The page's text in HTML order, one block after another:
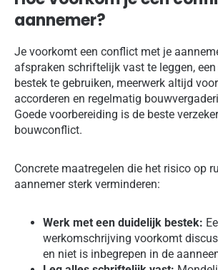
aannemer?
Je voorkomt een conflict met je
afspraken schriftelijk vast te leggen,
bestek te gebruiken, meerwerk altijd
accorderen en regelmatig
Goede voorbereiding is de beste
bouwconflict.
Concrete maatregelen die het risico op
aannemer sterk verminderen:
Werk met een duidelijk bestek:
werkomschrijving voorkomt
en niet is inbegrepen in de